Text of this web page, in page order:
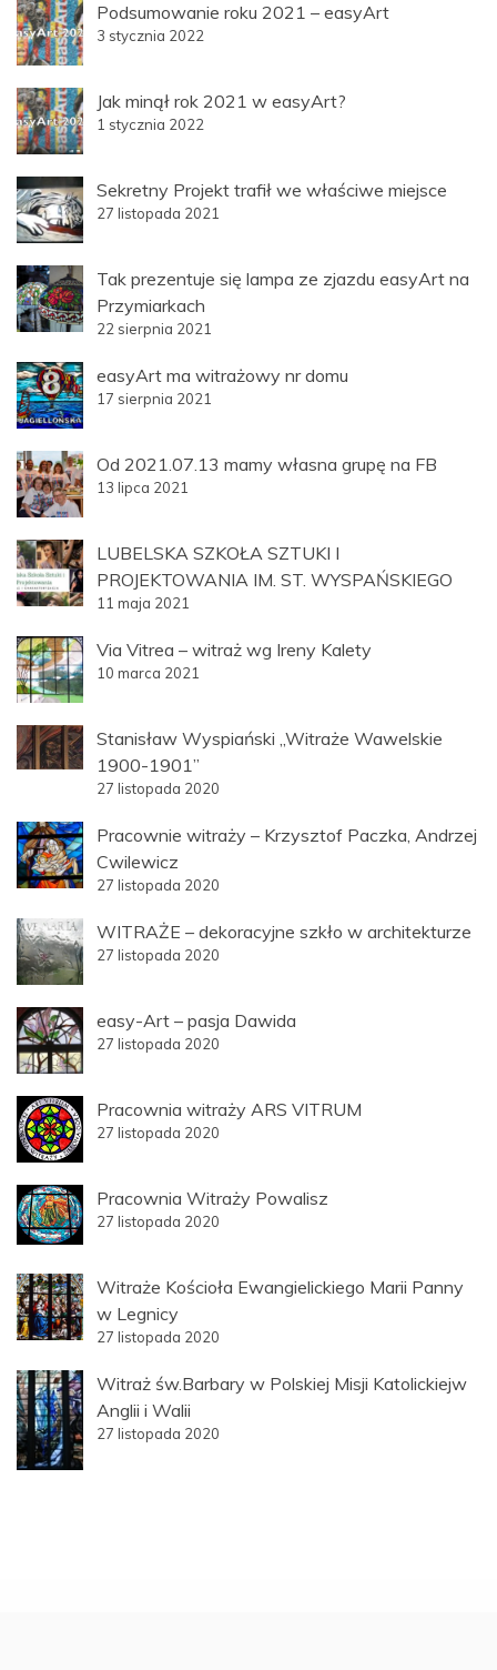
Podsumowanie roku 2021 – easyArt
3 stycznia 2022
Jak minął rok 2021 w easyArt?
1 stycznia 2022
Sekretny Projekt trafił we właściwe miejsce
27 listopada 2021
Tak prezentuje się lampa ze zjazdu easyArt na
Przymiarkach
22 sierpnia 2021
easyArt ma witrażowy nr domu
17 sierpnia 2021
Od 2021.07.13 mamy własna grupę na FB
13 lipca 2021
LUBELSKA SZKOŁA SZTUKI I
PROJEKTOWANIA IM. ST. WYSPAŃSKIEGO
11 maja 2021
Via Vitrea – witraż wg Ireny Kalety
10 marca 2021
Stanisław Wyspiański „Witraże Wawelskie
1900-1901”
27 listopada 2020
Pracownie witraży – Krzysztof Paczka, Andrzej
Cwilewicz
27 listopada 2020
WITRAŻE – dekoracyjne szkło w architekturze
27 listopada 2020
easy-Art – pasja Dawida
27 listopada 2020
Pracownia witraży ARS VITRUM
27 listopada 2020
Pracownia Witraży Powalisz
27 listopada 2020
Witraże Kościoła Ewangielickiego Marii Panny
w Legnicy
27 listopada 2020
Witraż św.Barbary w Polskiej Misji Katolickiejw
Anglii i Walii
27 listopada 2020